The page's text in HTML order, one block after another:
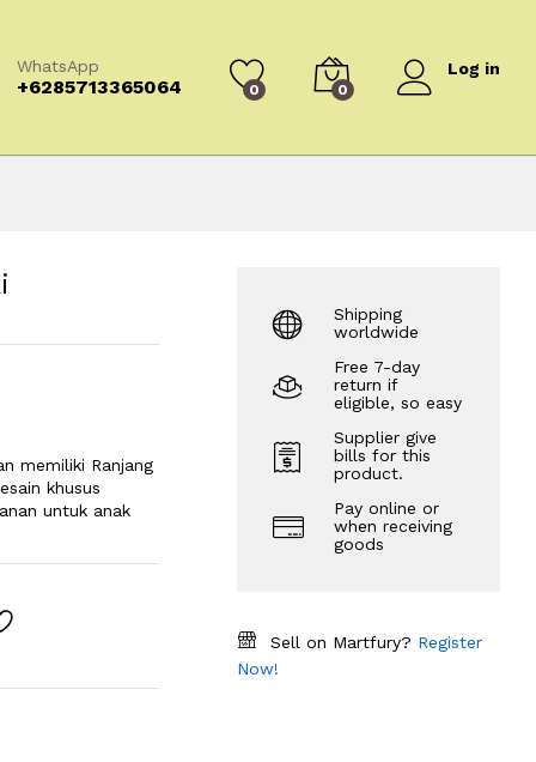
WhatsApp
+6285713365064 0 0
Log in
memiliki Ranjang
khusus
untuk anak
Shipping
worldwide
Free 7-day
return if
eligible, so easy
Supplier give
bills for this
product.
Pay online or
when receiving
goods
Sell on Martfury? Register
Now!